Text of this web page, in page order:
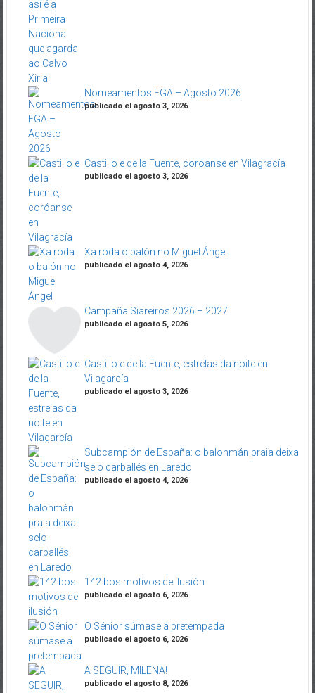
Nomeamentos FGA – Agosto 2026
publicado el agosto 3, 2026
Castillo e de la Fuente, coróanse en Vilagracía
publicado el agosto 3, 2026
Xa roda o balón no Miguel Ángel
publicado el agosto 4, 2026
Campaña Siareiros 2026 – 2027
publicado el agosto 5, 2026
Castillo e de la Fuente, estrelas da noite en
Vilagarcía
publicado el agosto 3, 2026
Subcampión de España: o balonmán praia deixa
selo carballés en Laredo
publicado el agosto 4, 2026
142 bos motivos de ilusión
publicado el agosto 6, 2026
O Sénior súmase á pretempada
publicado el agosto 6, 2026
A SEGUIR, MILENA!
publicado el agosto 8, 2026